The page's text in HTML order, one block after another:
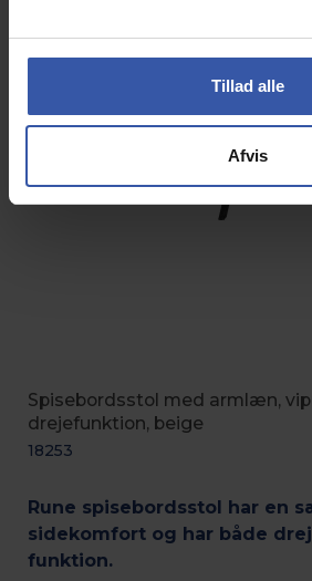
Tillad alle
Afvis
Spisebordsstol med armlæn,
drejefunktion, beige
18253
Rune spisebordsstol har en
sidekomfort og har både
funktion.